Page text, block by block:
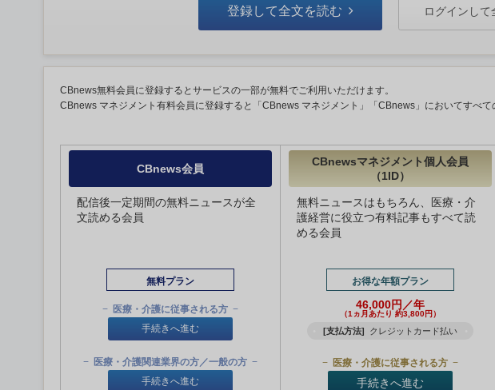
登録して全文を読む ログインして
CBnews無料会員に登録するとサービスの一部が無料でご利用いただけます。
CBnews マネジメント有料会員に登録すると「CBnews マネジメント」「CBnews」においてすべて
CBnews会員
配信後一定期間の無料ニュースが全
文読める会員
無料プラン
医療・介護に従事される方
手続きへ進む
医療・介護関連業界の方／一般の方
手続きへ進む
CBnewsマネジメント個人会員
（1ID）
無料ニュースはもちろん、医療・介
護経営に役立つ有料記事もすべて読
める会員
お得な年額プラン
46,000円／年
（1ヵ月あたり 約3,800円）
[支払方法] クレジットカード払い
医療・介護に従事される方
手続きへ進む